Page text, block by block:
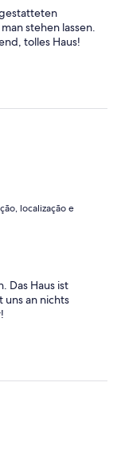
stehen lassen.
tolles Haus!
localização e
Das Haus ist
an nichts